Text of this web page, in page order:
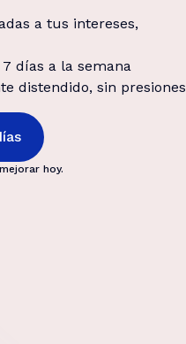
a tus intereses,
días a la semana
distendido, sin presiones
hoy.